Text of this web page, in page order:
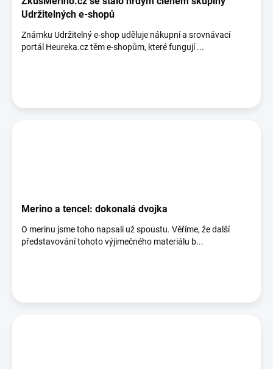
Udržitelných e-shopů
Známku Udržitelný e-shop uděluje nákupní a srovnávací
portál Heureka.cz těm e-shopům, které fungují ...
Merino a tencel: dokonalá dvojka
O merinu jsme toho napsali už spoustu. Věříme, že další
představování tohoto výjimečného materiálu b...